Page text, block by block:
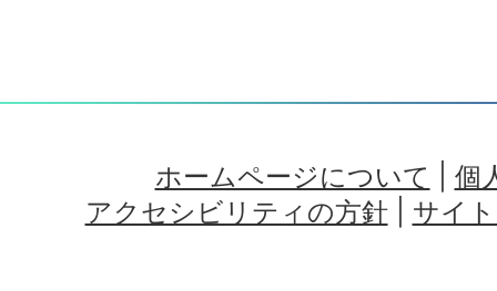
ホームページについて
個
アクセシビリティの方針| サイ